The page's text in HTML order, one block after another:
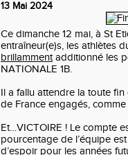
13 Mai 2024
Ce dimanche 12 mai, à St
entraîneur(e)s, les athlètes
brillammentadditionné les
NATIONALE 1B.
Il a fallu attendre la toute
de France engagés,
Et…VICTOIRE ! Le compte
pourcentage de l’équipe
d’espoir pour les années